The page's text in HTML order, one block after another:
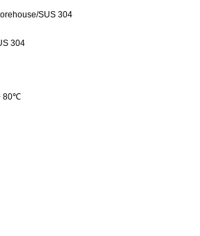
/SUS 304
304
80℃